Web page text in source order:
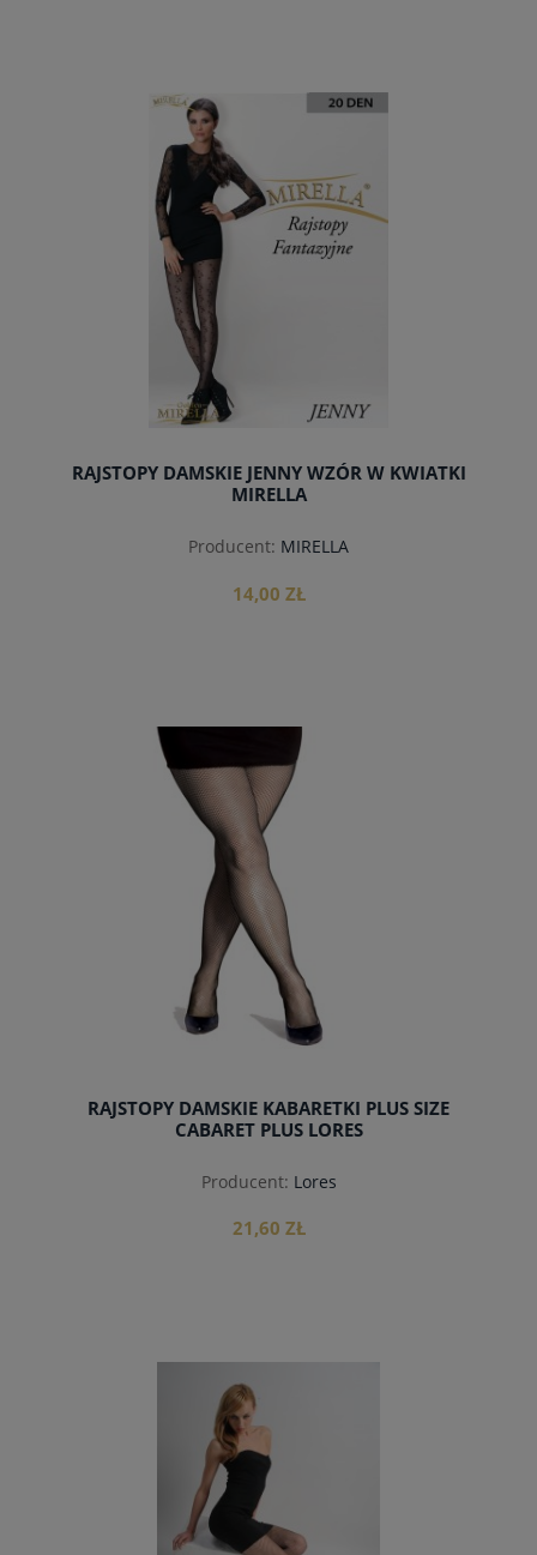
do koszyka
RAJSTOPY DAMSKIE JENNY WZÓR W KWIATKI
MIRELLA
Producent: MIRELLA
14,00 ZŁ
do koszyka
RAJSTOPY DAMSKIE KABARETKI PLUS SIZE
CABARET PLUS LORES
Producent: Lores
21,60 ZŁ
do koszyka